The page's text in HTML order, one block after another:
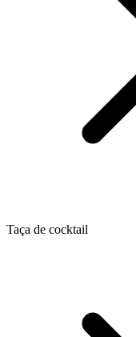
Taça de cocktail